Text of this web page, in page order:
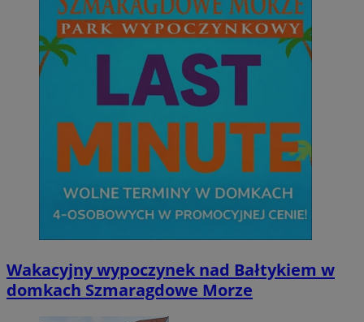
Wakacyjny wypoczynek nad Bałtykiem w
domkach Szmaragdowe Morze